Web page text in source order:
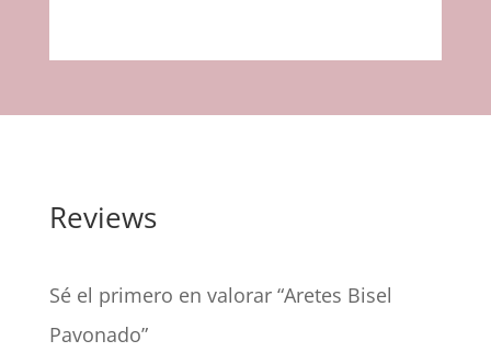
Reviews
Sé el primero en valorar “Aretes Bisel
Pavonado”